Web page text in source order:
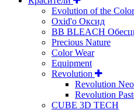
Evolution of the Color
Oxid'o Оксид
BB BLEACH
Precious Nature
Color Wear
Equipment
Revolution
Revolution
Revolution
CUBE 3D TECH